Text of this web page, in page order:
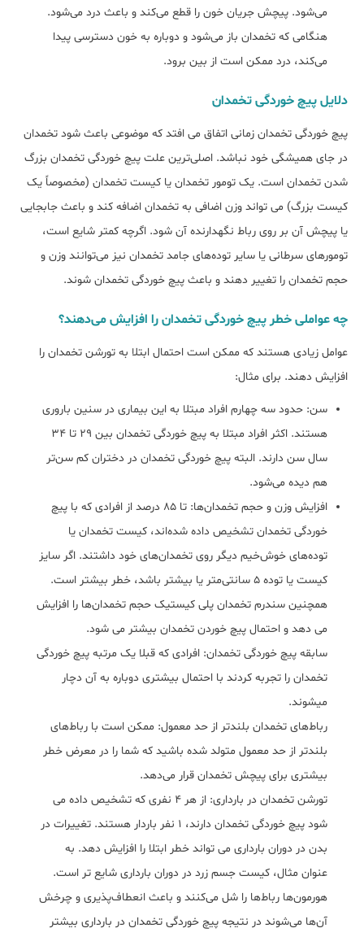
می‌شود. پیچش جریان خون را قطع می‌کند و باعث درد می‌شود.
هنگامی که تخمدان باز می‌شود و دوباره به خون دسترسی پیدا
می‌کند، درد ممکن است از بین برود.
دلایل پیچ خوردگی تخمدان
پیچ خوردگی تخمدان زمانی اتفاق می افتد که موضوعی باعث شود تخمدان
در جای همیشگی خود نباشد. اصلی‌ترین علت پیچ خوردگی تخمدان بزرگ
شدن تخمدان است. یک تومور تخمدان یا کیست تخمدان (مخصوصاً یک
کیست بزرگ) می تواند وزن اضافی به تخمدان اضافه کند و باعث جابجایی
یا پیچش آن بر روی رباط نگهدارنده آن شود. اگرچه کمتر شایع است،
تومورهای سرطانی یا سایر توده‌های جامد تخمدان نیز می‌توانند وزن و
حجم تخمدان را تغییر دهند و باعث پیچ خوردگی تخمدان شوند.
چه عواملی خطر پیچ خوردگی تخمدان را افزایش می‌دهند؟
عوامل زیادی هستند که ممکن است احتمال ابتلا به تورشن تخمدان را
افزایش دهند. برای مثال:
سن: حدود سه چهارم افراد مبتلا به این بیماری در سنین باروری
هستند. اکثر افراد مبتلا به پیچ خوردگی تخمدان بین 29 تا 34
سال سن دارند. البته پیچ خوردگی تخمدان در دختران کم سن‌تر
هم دیده می‌شود.
افزایش وزن و حجم تخمدان‌ها: تا 85 درصد از افرادی که با پیچ
خوردگی تخمدان تشخیص داده شده‌اند، کیست تخمدان یا
توده‌های خوش‌خیم دیگر روی تخمدان‌های خود داشتند. اگر سایز
کیست یا توده 5 سانتی‌متر یا بیشتر باشد، خطر بیشتر است.
همچنین سندرم تخمدان پلی کیستیک حجم تخمدان‌ها را افزایش
می دهد و احتمال پیچ خوردن تخمدان بیشتر می شود.
سابقه پیچ خوردگی تخمدان: افرادی که قبلا یک مرتبه پیچ خوردگی
تخمدان را تجربه کردند با احتمال بیشتری دوباره به آن دچار
میشوند.
رباط‌های تخمدان بلندتر از حد معمول: ممکن است با رباط‌های
بلندتر از حد معمول متولد شده باشید که شما را در معرض خطر
بیشتری برای پیچش تخمدان قرار می‌دهد.
تورشن تخمدان در بارداری: از هر 4 نفری که تشخیص داده می
شود پیچ خوردگی تخمدان دارند، 1 نفر باردار هستند. تغییرات در
بدن در دوران بارداری می تواند خطر ابتلا را افزایش دهد. به
عنوان مثال، کیست جسم زرد در دوران بارداری شایع تر است.
هورمون‌ها رباط‌ها را شل می‌کنند و باعث انعطاف‌پذیری و چرخش
آن‌ها می‌شوند در نتیجه پیچ خوردگی تخمدان در بارداری بیشتر